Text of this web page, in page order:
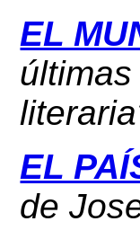
EL
EL
de